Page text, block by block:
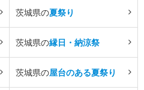
茨城県の夏祭り
茨城県の縁日・納涼祭
茨城県の屋台のある夏祭り